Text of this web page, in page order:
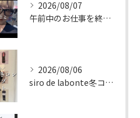
2026/08/07
午前中のお仕事を終えて、新大久保へランチに🇰🇷🤍
2026/08/06
siro de labonte冬コレクション展示会ライブダイ...